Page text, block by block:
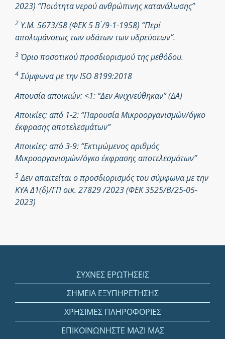
2023) “Ποιότητα νερού ανθρώπινης κατανάλωσης”
2 Υ.Μ. 5673/58 (ΦΕΚ 5 Β ́/9-1-1958) “Περί
απολυμάνσεως των υδάτων των υδρεύσεων”.
3 Όριο ποσοτικού προσδιορισμού της μεθόδου.
4Σύμφωνα με την ISO 8199:2018
Απουσία αποικιών: <1: “Δεν Ανιχνεύθηκαν” (ΔΑ)
Αποικίες: από 1-2: “Παρουσία Μικροοργανισμών/όγκο
έκφρασης αποτελεσμάτων”
Αποικίες: από 3-9: “Εκτιμώμενος αριθμός
Μικροοργανισμών/όγκο έκφρασης αποτελεσμάτων”
5Δεν απαιτείται ο προσδιορισμός του σύμφωνα με την
ΚΥΑ Δ1(δ)/ΓΠ οικ. 27829 /2023 (ΦΕΚ 3525/Β/25-05-
2023)
ΣΥΧΝΕΣ ΕΡΩΤΗΣΕΙΣ
ΣΗΜΕΙΑ ΕΞΥΠΗΡΕΤΗΣΗΣ
ΧΡΗΣΙΜΕΣ ΠΛΗΡΟΦΟΡΙΕΣ
ΕΠΙΚΟΙΝΩΝΗΣΤΕ ΜΑΖΙ ΜΑΣ